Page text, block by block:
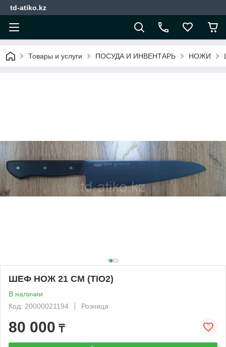
td-atiko.kz
Товары и услуги ПОСУДА И ИНВЕНТАРЬ НОЖИ
ШЕФ НОЖ 21 СМ (TIO2)
В наличии
Код: 20000021194
Розница
80 000 ₸